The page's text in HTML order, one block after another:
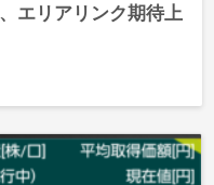
エリアリンク期待上